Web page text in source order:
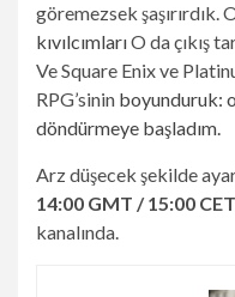
göremezsek şaşırırdık.
kıvılcımlarıO da çıkış
Ve Square Enix ve
RPG’sinin boyunduruk:
döndürmeye başladım.
Arz düşecek şekilde
14:00 GMT / 15:00 CET
kanalında.